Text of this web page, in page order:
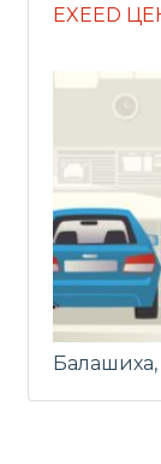
EXEED
Балашиха,